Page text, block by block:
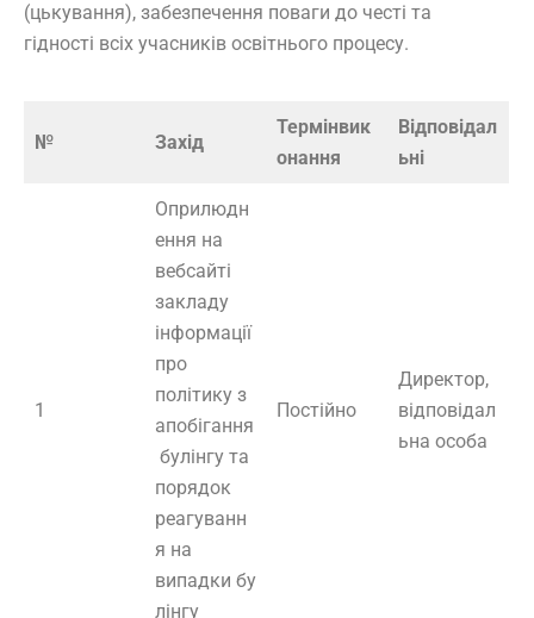
(цькування), забезпечення поваги до честі та
гідності всіх учасників освітнього процесу.
№ Захід
Термінвик
онання
Відповідал
ьні
1
Оприлюдн
ення на
вебсайті
закладу
інформації
про
політику з
апобігання
булінгу та
порядок
реагуванн
я на
випадки бу
лінгу
Постійно
Директор,
відповідал
ьна особа